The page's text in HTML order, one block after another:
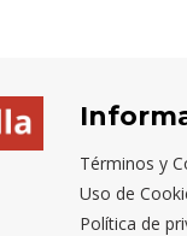
Términos y
Uso de
Política de